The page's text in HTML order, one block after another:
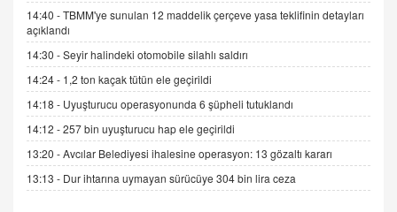
DR. EKREM ASLAN
Gerçek Ne, Algı Ne? "Beraber Yürüyoruz"
Cümlesinin Peşinden
19.07.2025 12:45
GÖNÜL MENEKŞE
Şifacının Yolu
04.11.2025 12:56
AV. RÜMEYSA ÖZKALE
14:40 -TBMM'ye sunulan 12 maddelik çerçeve yasa teklifinin detayları
açıklandı
14:30 -Seyir halindeki otomobile silahlı saldırı
14:24 - 1,2 ton kaçak tütün ele geçirildi
14:18 - Uyuşturucu operasyonunda 6 şüpheli tutuklandı
14:12 -257 bin uyuşturucu hap ele geçirildi
13:20 -Avcılar Belediyesi ihalesine operasyon: 13 gözaltı kararı
13:13 - Dur ihtarına uymayan sürücüye 304 bin lira ceza